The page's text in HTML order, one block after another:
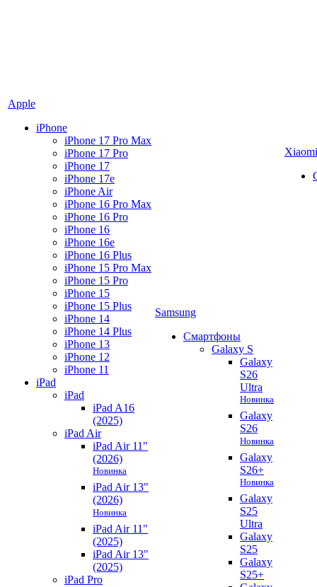
Apple
iPhone
iPhone 17 Pro Max
iPhone 17 Pro
iPhone 17
iPhone 17e
iPhone Air
iPhone 16 Pro Max
iPhone 16 Pro
iPhone 16
iPhone 16e
iPhone 16 Plus
iPhone 15 Pro Max
iPhone 15 Pro
iPhone 15
iPhone 15 Plus
iPhone 14
iPhone 14 Plus
iPhone 13
iPhone 12
iPhone 11
iPad
iPad
iPad A16
(2025)
iPad Air
iPad Air 11"
(2026)
Новинка
iPad Air 13"
(2026)
Новинка
iPad Air 11"
(2025)
iPad Air 13"
(2025)
iPad Pro
Samsung
Смартфоны
Galaxy S
Galaxy
S26
Ultra
Новинка
Galaxy
S26
Новинка
Galaxy
S26+
Новинка
Galaxy
S25
Ultra
Galaxy
S25
Galaxy
S25+
Xiaomi